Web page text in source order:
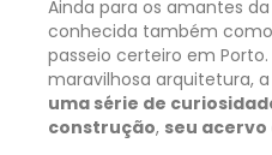
Ainda para os amantes da
conhecida também como
passeio certeiro em
maravilhosa arquitetura, a
uma série de
construção, seu